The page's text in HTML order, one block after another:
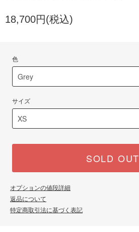
18,700円(税込)
色
サイズ
SOLD OUT
オプションの値段詳細
返品について
特定商取引法に基づく表記